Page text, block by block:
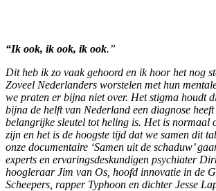
“Ik ook, ik ook, ik ook.”
Dit heb ik zo vaak gehoord en ik hoor het nog
Zoveel Nederlanders worstelen met hun
we praten er bijna niet over. Het stigma houdt
bijna de helft van Nederland een diagnose
belangrijke sleutel tot heling is. Het is normaal
zijn en het is de hoogste tijd dat we samen dit
onze documentaire ‘Samen uit de schaduw’
experts en ervaringsdeskundigen psychiater
hoogleraar Jim van Os, hoofd innovatie in de
Scheepers, rapper Typhoon en dichter Jesse